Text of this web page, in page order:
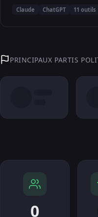
Claude ChatGPT 11 outils
PRINCIPAUX PARTIS
0